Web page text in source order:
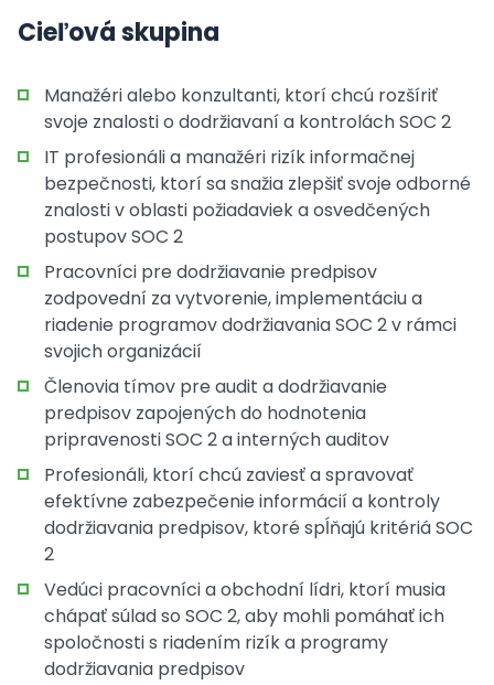
Cieľová skupina
Manažéri alebo konzultanti, ktorí chcú rozšíriť
svoje znalosti o dodržiavaní a kontrolách SOC 2
IT profesionáli a manažéri rizík informačnej
bezpečnosti, ktorí sa snažia zlepšiť svoje odborné
znalosti v oblasti požiadaviek a osvedčených
postupov SOC 2
Pracovníci pre dodržiavanie predpisov
zodpovední za vytvorenie, implementáciu a
riadenie programov dodržiavania SOC 2 v rámci
svojich organizácií
Členovia tímov pre audit a dodržiavanie
predpisov zapojených do hodnotenia
pripravenosti SOC 2 a interných auditov
Profesionáli, ktorí chcú zaviesť a spravovať
efektívne zabezpečenie informácií a kontroly
dodržiavania predpisov, ktoré spĺňajú kritériá SOC
2
Vedúci pracovníci a obchodní lídri, ktorí musia
chápať súlad so SOC 2, aby mohli pomáhať ich
spoločnosti s riadením rizík a programy
dodržiavania predpisov